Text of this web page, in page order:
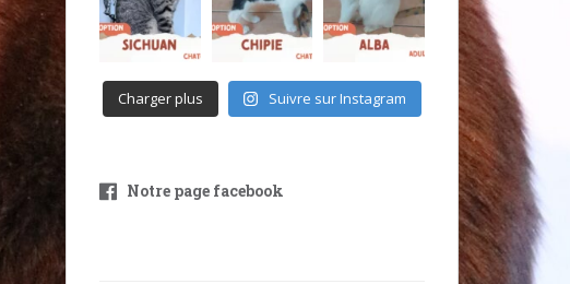
Charger plus Suivre sur Instagram
Notre page facebook